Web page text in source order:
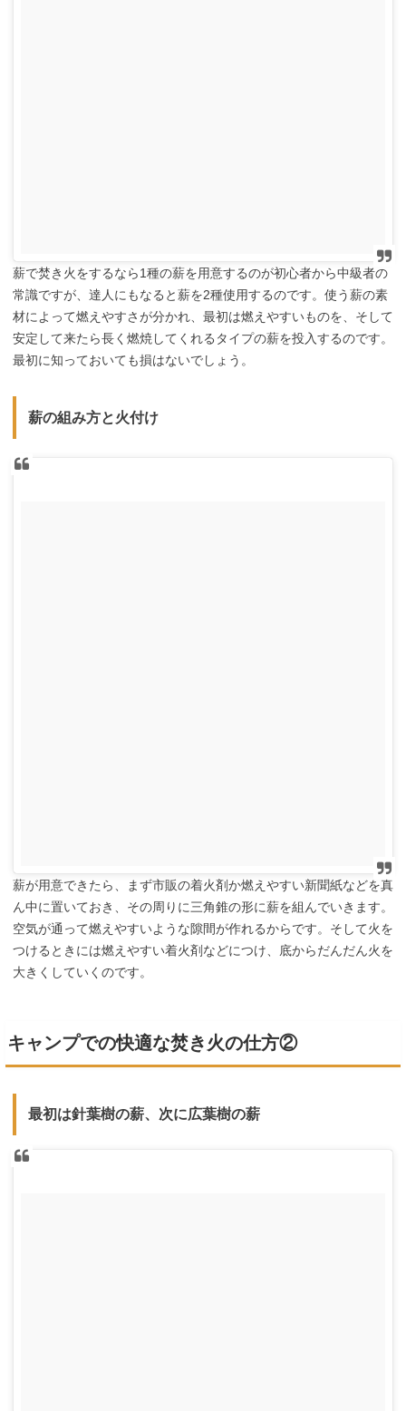
薪で焚き火をするなら1種の薪を用意するのが初心者から中級者の
常識ですが、達人にもなると薪を2種使用するのです。使う薪の素
材によって燃えやすさが分かれ、最初は燃えやすいものを、そして
安定して来たら長く燃焼してくれるタイプの薪を投入するのです。
最初に知っておいても損はないでしょう。
薪の組み方と火付け
薪が用意できたら、まず市販の着火剤か燃えやすい新聞紙などを真
ん中に置いておき、その周りに三角錐の形に薪を組んでいきます。
空気が通って燃えやすいような隙間が作れるからです。そして火を
つけるときには燃えやすい着火剤などにつけ、底からだんだん火を
大きくしていくのです。
キャンプでの快適な焚き火の仕方②
最初は針葉樹の薪、次に広葉樹の薪